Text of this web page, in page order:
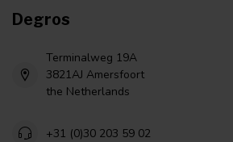
Degros
Terminalweg 19A
3821AJ Amersfoort
the Netherlands
+31 (0)30 203 59 02